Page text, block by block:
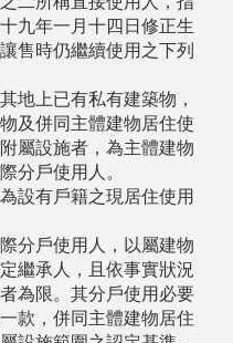
九年一月十四日修正生
售時仍繼續使用之下列
地上已有私有建築物，
及併同主體建物居住使
屬設施者，為主體建物
分戶使用人。
設有戶籍之現居住使用
分戶使用人，以屬建物
繼承人，且依事實狀況
為限。其分戶使用必要
款，併同主體建物居住